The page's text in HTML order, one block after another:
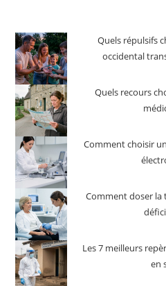
Quels répulsifs
occidental
Quels recours
Comment choisir
Comment doser
Les 7 meilleurs
en